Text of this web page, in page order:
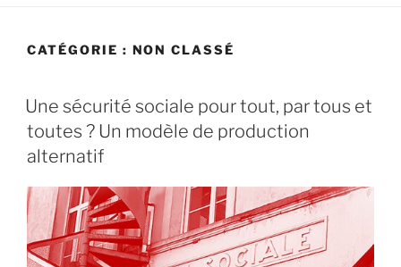
CATÉGORIE : NON CLASSÉ
Une sécurité sociale pour tout, par tous et
toutes ? Un modèle de production
alternatif